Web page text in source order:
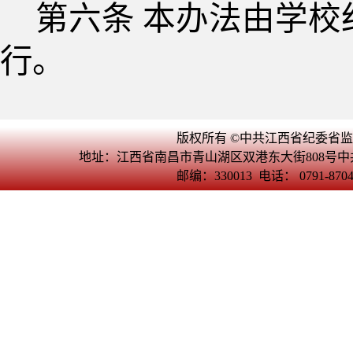
第六条 本办法由学
行。
版权所有 ©中共江西省纪委省
地址：江西省南昌市青山湖区双港东大街808号
邮编：330013 电话： 0791-